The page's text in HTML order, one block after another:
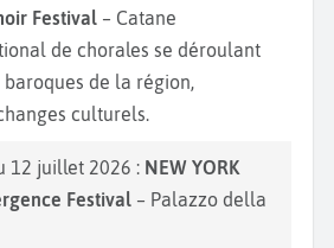
Festival – Catane
de chorales se déroulant
baroques de la région,
culturels.
12 juillet 2026 : NEW YORK
Festival – Palazzo della